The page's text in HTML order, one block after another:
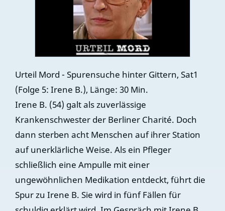
Urteil Mord - Spurensuche hinter Gittern, Sat1
(Folge 5: Irene B.), Länge: 30 Min.
Irene B. (54) galt als zuverlässige
Krankenschwester der Berliner Charité. Doch
dann sterben acht Menschen auf ihrer Station
auf unerklärliche Weise. Als ein Pfleger
schließlich eine Ampulle mit einer
ungewöhnlichen Medikation entdeckt, führt die
Spur zu Irene B. Sie wird in fünf Fällen für